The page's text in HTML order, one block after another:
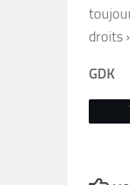
droits
GDK